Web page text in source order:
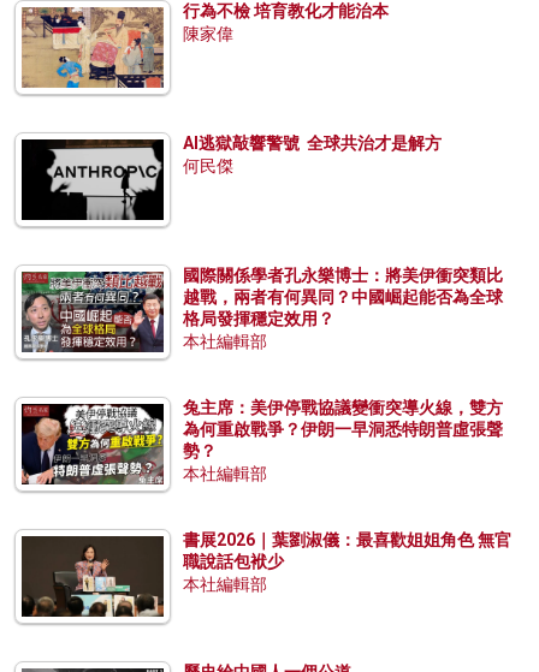
行為不檢 培育教化才能治本
陳家偉
AI逃獄敲響警號 全球共治才是解方
何民傑
國際關係學者孔永樂博士：將美伊衝突類比
越戰，兩者有何異同？中國崛起能否為全球
格局發揮穩定效用？
本社編輯部
兔主席：美伊停戰協議變衝突導火線，雙方
為何重啟戰爭？伊朗一早洞悉特朗普虛張聲
勢？
本社編輯部
書展2026｜葉劉淑儀：最喜歡姐姐角色 無官
職說話包袱少
本社編輯部